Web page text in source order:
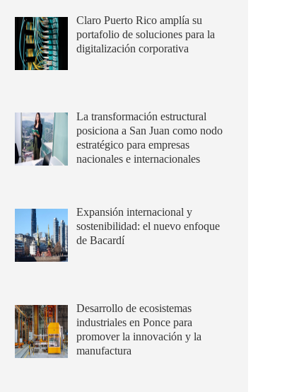
Claro Puerto Rico amplía su
portafolio de soluciones para la
digitalización corporativa
La transformación estructural
posiciona a San Juan como nodo
estratégico para empresas
nacionales e internacionales
Expansión internacional y
sostenibilidad: el nuevo enfoque
de Bacardí
Desarrollo de ecosistemas
industriales en Ponce para
promover la innovación y la
manufactura